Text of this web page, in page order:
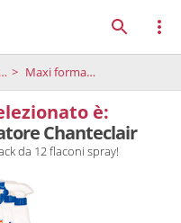
Maxi formato - sgrassatore Chanteclair
è:
Chanteclair
da 12 flaconi spray!